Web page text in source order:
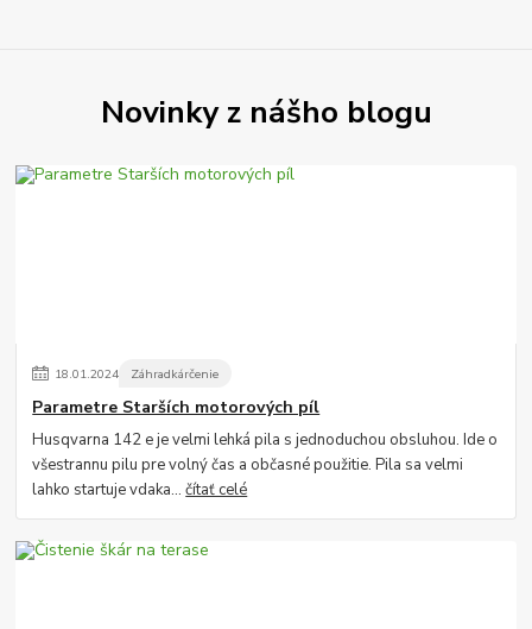
Novinky z nášho blogu
18.01.2024 Záhradkárčenie
Parametre Starších motorových píl
Husqvarna 142 e je velmi lehká pila s jednoduchou obsluhou. Ide o
všestrannu pilu pre volný čas a občasné použitie. Pila sa velmi
lahko startuje vdaka...čítať celé